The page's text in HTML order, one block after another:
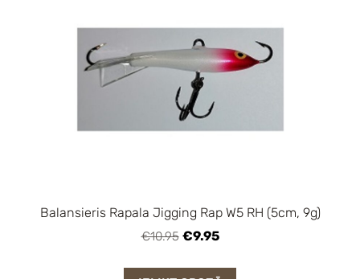
Balansieris Rapala Jigging Rap W5 RH (5cm, 9g)
€10.95 €9.95